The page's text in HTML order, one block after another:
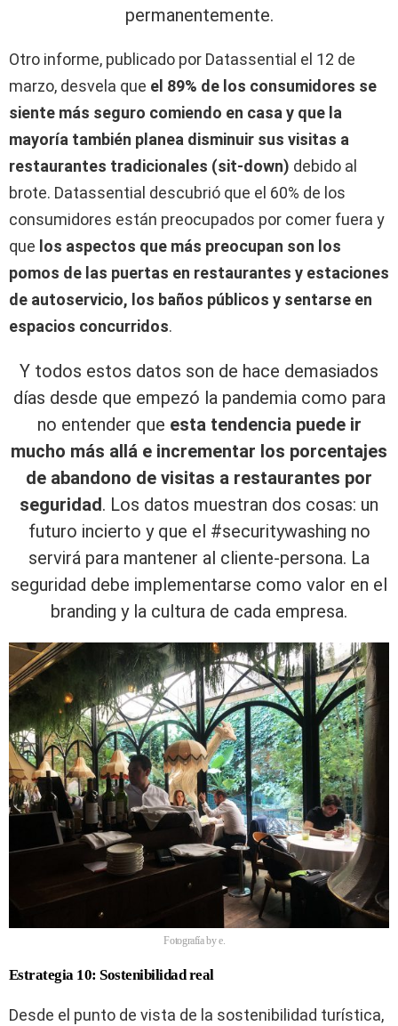
permanentemente.
Otro informe, publicado por Datassential el 12 de
marzo, desvela que el 89% de los consumidores se
siente más seguro comiendo en casa y que la
mayoría también planea disminuir sus visitas a
restaurantes tradicionales (sit-down) debido al
brote. Datassential descubrió que el 60% de los
consumidores están preocupados por comer fuera y
que los aspectos que más preocupan son los
pomos de las puertas en restaurantes y estaciones
de autoservicio, los baños públicos y sentarse en
espacios concurridos.
Y todos estos datos son de hace demasiados
días desde que empezó la pandemia como para
no entender que esta tendencia puede ir
mucho más allá e incrementar los porcentajes
de abandono de visitas a restaurantes por
seguridad. Los datos muestran dos cosas: un
futuro incierto y que el #securitywashing no
servirá para mantener al cliente-persona. La
seguridad debe implementarse como valor en el
branding y la cultura de cada empresa.
Fotografía by e.
Estrategia 10: Sostenibilidad real
Desde el punto de vista de la sostenibilidad turística,